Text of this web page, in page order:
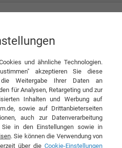
mbH
und ähnliche Technologien.
akzeptieren Sie diese
Weitergabe Ihrer Daten an
für Analysen, Retargeting und zur
Inhalten und Werbung auf
sowie auf Drittanbieterseiten
auch zur Datenverarbeitung
Sie in den Einstellungen sowie in
. Sie können die Verwendung von
über die Cookie-Einstellungen